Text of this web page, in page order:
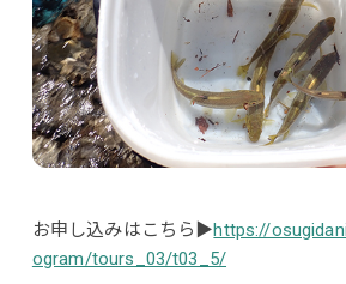
お申し込みはこちら▶https://
ogram/tours_03/t03_5/